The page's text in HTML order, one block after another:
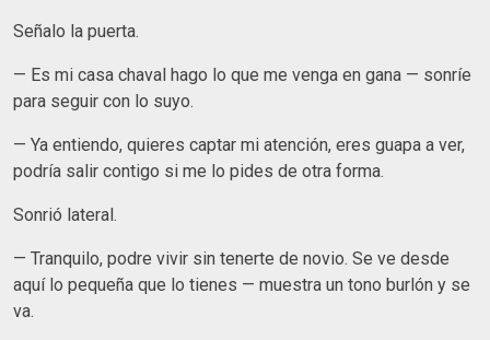
Señalo la puerta.
— Es mi casa chaval hago lo que me venga en gana — sonríe
para seguir con lo suyo.
— Ya entiendo, quieres captar mi atención, eres guapa a ver,
podría salir contigo si me lo pides de otra forma.
Sonrió lateral.
— Tranquilo, podre vivir sin tenerte de novio. Se ve desde
aquí lo pequeña que lo tienes — muestra un tono burlón y se
va.